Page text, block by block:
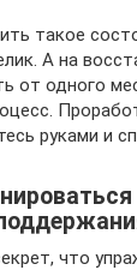
такое
А на
от одного
руками и
что